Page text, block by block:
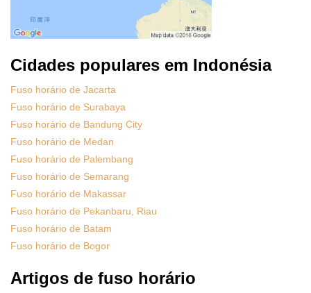
Cidades populares em Indonésia
Fuso horário de Jacarta
Fuso horário de Surabaya
Fuso horário de Bandung City
Fuso horário de Medan
Fuso horário de Palembang
Fuso horário de Semarang
Fuso horário de Makassar
Fuso horário de Pekanbaru, Riau
Fuso horário de Batam
Fuso horário de Bogor
Artigos de fuso horário